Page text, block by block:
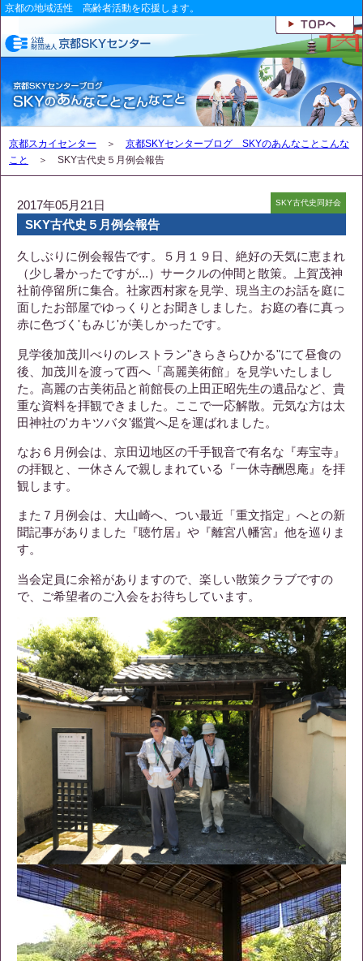
京都の地域活性 高齢者活動を応援します。
京都スカイセンター ＞ 京都SKYセンターブログ SKYのあんなことこんな
こと
＞ SKY古代史５月例会報告
2017年05月21日 SKY古代史同好会
SKY古代史５月例会報告
久しぶりに例会報告です。５月１９日、絶好の天気に恵まれ
（少し暑かったですが...）サークルの仲間と散策。上賀茂神
社前停留所に集合。社家西村家を見学、現当主のお話を庭に
面したお部屋でゆっくりとお聞きしました。お庭の春に真っ
赤に色づく'もみじ'が美しかったです。
見学後加茂川べりのレストラン"きらきらひかる"にて昼食の
後、加茂川を渡って西へ「高麗美術館」を見学いたしまし
た。高麗の古美術品と前館長の上田正昭先生の遺品など、貴
重な資料を拝観できました。ここで一応解散。元気な方は太
田神社の'カキツバタ'鑑賞へ足を運ばれました。
なお６月例会は、京田辺地区の千手観音で有名な『寿宝寺』
の拝観と、一休さんで親しまれている『一休寺酬恩庵』を拝
観します。
また７月例会は、大山崎へ、つい最近「重文指定」へとの新
聞記事がありました『聴竹居』や『離宮八幡宮』他を巡りま
す。
当会定員に余裕がありますので、楽しい散策クラブですの
で、ご希望者のご入会をお待ちしています。